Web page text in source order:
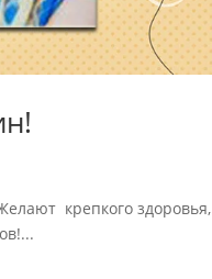
крепкого здоровья,